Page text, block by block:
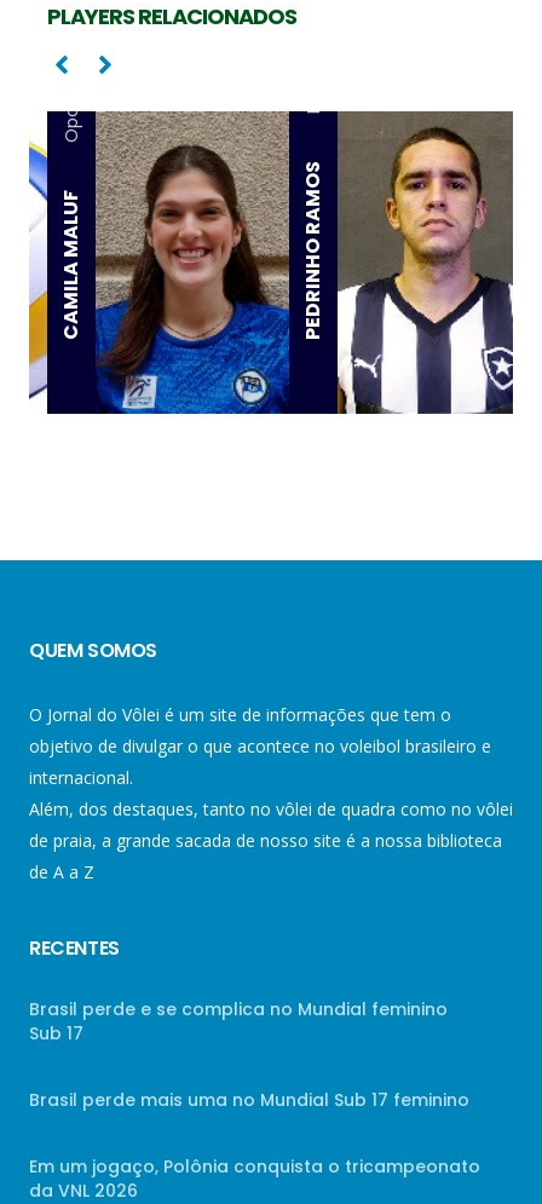
PLAYERS RELACIONADOS
CAMILA MALUF
Oposta
PEDRINHO RAMOS
QUEM SOMOS
O Jornal do Vôlei é um site de informações que tem o
objetivo de divulgar o que acontece no voleibol brasileiro e
internacional.
Além, dos destaques, tanto no vôlei de quadra como no vôlei
de praia, a grande sacada de nosso site é a nossa biblioteca
de A a Z
RECENTES
Brasil perde e se complica no Mundial feminino
Sub 17
Brasil perde mais uma no Mundial Sub 17 feminino
Em um jogaço, Polônia conquista o tricampeonato
da VNL 2026